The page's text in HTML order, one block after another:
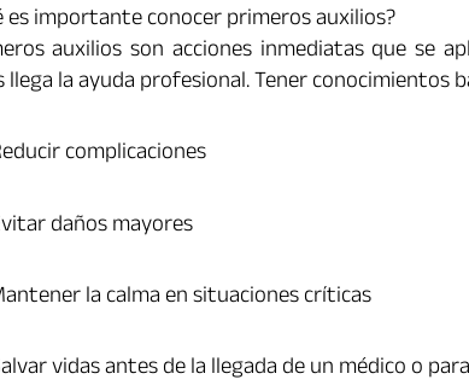
es importante conocer primeros auxilios?
auxilios son acciones inmediatas que se
la ayuda profesional. Tener conocimientos
complicaciones
daños mayores
la calma en situaciones críticas
vidas antes de la llegada de un médico o